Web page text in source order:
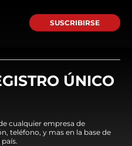
SUSCRIBIRSE
ÚNICO
cualquier empresa de
teléfono, y mas en la base de